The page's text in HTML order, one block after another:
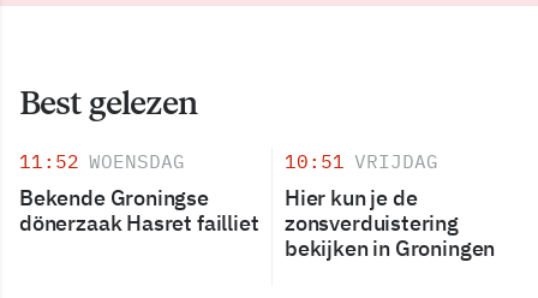
Best gelezen
11:52 WOENSDAG
Bekende Groningse
dönerzaak Hasret failliet
10:51 VRIJDAG
Hier kun je de
zonsverduistering
bekijken in Groningen